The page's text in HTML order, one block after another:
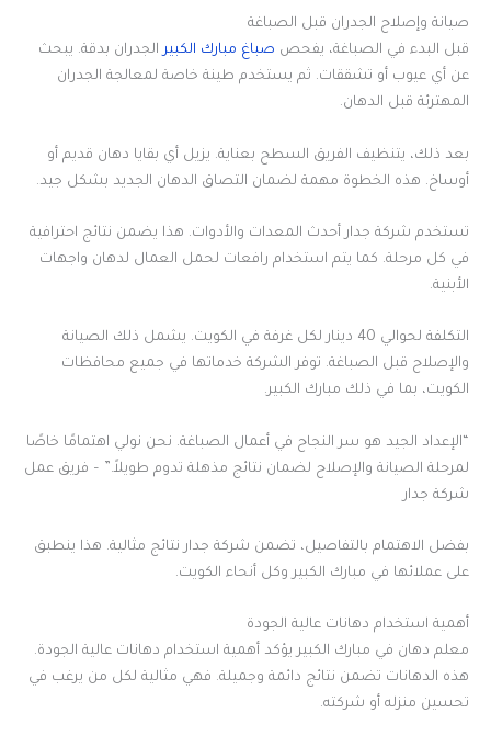
صيانة وإصلاح الجدران قبل الصباغة
قبل البدء في الصباغة، يفحص صباغ مبارك الكبيرالجدران بدقة. يبحث
عن أي عيوب أو تشققات. ثم يستخدم طينة خاصة لمعالجة الجدران
المهترئة قبل الدهان.
بعد ذلك، يتنظيف الفريق السطح بعناية. يزيل أي بقايا دهان قديم أو
أوساخ. هذه الخطوة مهمة لضمان التصاق الدهان الجديد بشكل جيد.
تستخدم شركة جدار أحدث المعدات والأدوات. هذا يضمن نتائج احترافية
في كل مرحلة. كما يتم استخدام رافعات لحمل العمال لدهان واجهات
الأبنية.
التكلفة لحوالي 40 دينار لكل غرفة في الكويت. يشمل ذلك الصيانة
والإصلاح قبل الصباغة. توفر الشركة خدماتها في جميع محافظات
الكويت، بما في ذلك مبارك الكبير.
“الإعداد الجيد هو سر النجاح في أعمال الصباغة. نحن نولي اهتمامًا خاصًا
لمرحلة الصيانة والإصلاح لضمان نتائج مذهلة تدوم طويلاً.” – فريق عمل
شركة جدار
بفضل الاهتمام بالتفاصيل، تضمن شركة جدار نتائج مثالية. هذا ينطبق
على عملائها في مبارك الكبير وكل أنحاء الكويت.
أهمية استخدام دهانات عالية الجودة
معلم دهان في مبارك الكبير يؤكد أهمية استخدام دهانات عالية الجودة.
هذه الدهانات تضمن نتائج دائمة وجميلة. فهي مثالية لكل من يرغب في
تحسين منزله أو شركته.